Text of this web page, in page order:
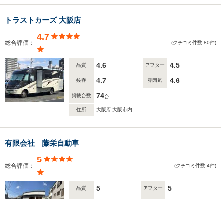
トラストカーズ 大阪店
総合評価：
4.7
(クチコミ件数:80件)
品質 4.6 アフター 4.5
接客 4.7 雰囲気 4.6
掲載台数 74台
住所 大阪府 大阪市内
有限会社 藤栄自動車
総合評価：
5
(クチコミ件数:4件)
品質 5 アフター 5